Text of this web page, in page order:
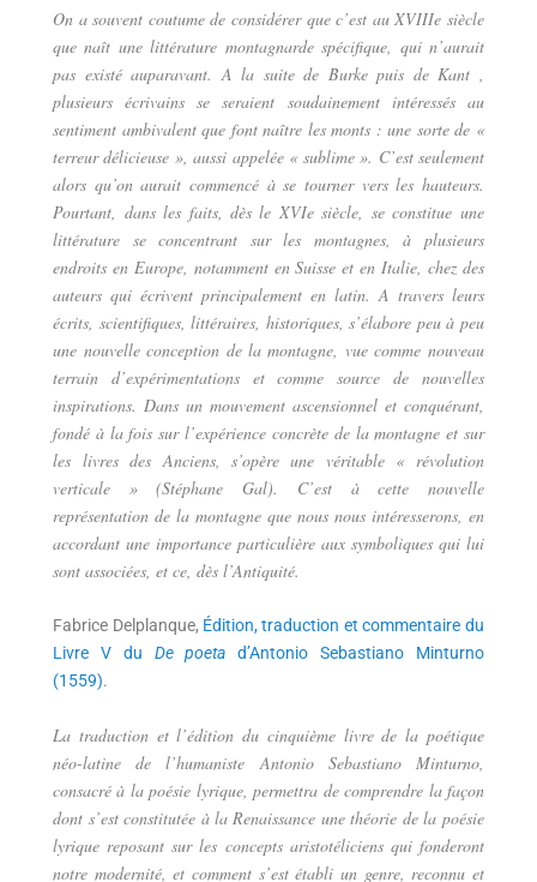
On a souvent coutume de considérer que c’est au XVIIIe siècle
que naît une littérature montagnarde spécifique, qui n’aurait
pas existé auparavant. A la suite de Burke puis de Kant ,
plusieurs écrivains se seraient soudainement intéressés au
sentiment ambivalent que font naître les monts : une sorte de «
terreur délicieuse », aussi appelée « sublime ». C’est seulement
alors qu’on aurait commencé à se tourner vers les hauteurs.
Pourtant, dans les faits, dès le XVIe siècle, se constitue une
littérature se concentrant sur les montagnes, à plusieurs
endroits en Europe, notamment en Suisse et en Italie, chez des
auteurs qui écrivent principalement en latin. A travers leurs
écrits, scientifiques, littéraires, historiques, s’élabore peu à peu
une nouvelle conception de la montagne, vue comme nouveau
terrain d’expérimentations et comme source de nouvelles
inspirations. Dans un mouvement ascensionnel et conquérant,
fondé à la fois sur l’expérience concrète de la montagne et sur
les livres des Anciens, s’opère une véritable « révolution
verticale » (Stéphane Gal). C’est à cette nouvelle
représentation de la montagne que nous nous intéresserons, en
accordant une importance particulière aux symboliques qui lui
sont associées, et ce, dès l’Antiquité.
Fabrice Delplanque, Édition, traduction et commentaire du
Livre V du De poetad’Antonio Sebastiano Minturno
(1559).
La traduction et l’édition du cinquième livre de la poétique
néo-latine de l’humaniste Antonio Sebastiano Minturno,
consacré à la poésie lyrique, permettra de comprendre la façon
dont s’est constitutée à la Renaissance une théorie de la poésie
lyrique reposant sur les concepts aristotéliciens qui fonderont
notre modernité, et comment s’est établi un genre, reconnu et